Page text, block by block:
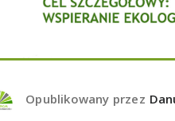
Opublikowany przez